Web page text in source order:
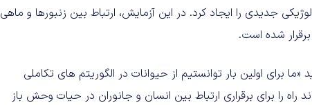
جدیدی را ایجاد کرد. در این آزمایش، ارتباط بین زنبورها و ماهی
شده است.
برای اولین بار توانستیم از حیوانات در الگوریتم های تکاملی
راه را برای برقراری ارتباط بین انسان و جانوران در حیات وحش باز